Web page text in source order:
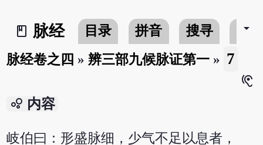
book_2
脉经 目录 拼音 搜寻 书介
arrow_drop_down
脉经卷之四 » 辨三部九候脉证第一 » 7
hearing
bubble_chart 内容
岐伯曰：形盛脉细，少气不足以息者，